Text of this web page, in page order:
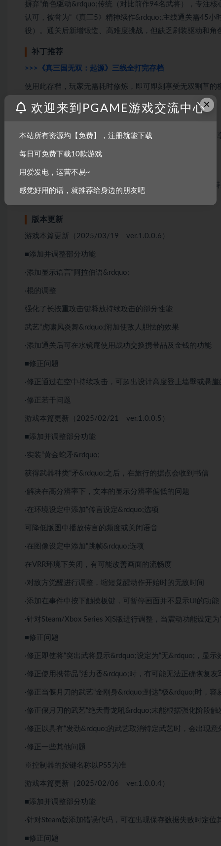
摒弃“角色驱动&rdquo;传统（对比前作94名武将），专注
认可，被誉为“《真三5》精神续作&rdquo;,主线通关需45
役）。通关后新增锻造、高难度挑战，但缺乏刷装驱动和角
补丁推荐
>>>《真三国无双：起源》三线全打完存档
使用此存档，玩家无需耗时修炼，即可即刻享受无双割草
>>>《真三国无双：起源》八项修改器
这款修改器操作简便，玩家只需下载并运行，即可在游戏
>>>《真三国无双：起源》替换主角为清凉貂蝉MOD
该MOD将主角替换为清凉装扮的貂蝉，以其优雅身姿和独
版本更新
游戏本篇更新（2025/03/19 ver.1.0.0.6）
■添加并调整部分功能
·添加显示语言“阿拉伯语&rdquo;
·棍的调整
强化了长按重攻击键释放持续攻击的部分性能
武艺“虎啸风炎舞&rdquo;附加使敌人胆怯的效果
·添加通关后可在水镜庵使用战功交换携带品及金钱的功能
■修正问题
·修正通过在空中持续攻击，可超出设计高度登上墙壁或悬崖
·修正若干问题
游戏本篇更新（2025/02/21 ver.1.0.0.5）
■添加并调整部分功能
·实装“黄金蛇矛&rdquo;
获得武器种类“矛&rdquo;之后，在旅行的据点会收到书信
·解决在高分辨率下，文本的显示分辨率偏低的问题
·在环境设定中添加“传言设定&rdquo;选项
可降低版图中播放传言的频度或关闭语音
·在图像设定中添加“跳帧&rdquo;选项
在VRR环境下关闭，有可能改善画面的流畅度
·对敌方觉醒进行调整，缩短觉醒动作开始时的无敌时间
·添加在事件中按下触摸板键，可暂停画面并不显示UI的功能
·针对Steam/Xbox Series X|S版进行调整，当震动功能设定
■修正问题
·修正即使将“突出武将显示&rdquo;设定为“无&rdquo;，显
·修正使用携带品“活力香&rdquo;时，有可能无法正确恢复友
·修正当偃月刀的武艺“金刚身&rdquo;到达“极&rdquo;时，
·修正偃月刀的武艺“绝天青龙吼&rdquo;未能根据强化阶段
·修正以具有“发劲&rdquo;的武艺取消特定武艺时，会出现意
·修正一些其他问题
※控制器的按键名称以PS5为准
游戏本篇更新（2025/02/06 ver.1.0.0.4）
■添加并调整部分功能
·针对Steam版添加错误代码，可在出现保存数据失败时定位
■修正问题
×
欢迎来到PGAME游戏交流中心
本站所有资源均【免费】，注册就能下载
每日可免费下载10款游戏
用爱发电，运营不易~
感觉好用的话，就推荐给身边的朋友吧